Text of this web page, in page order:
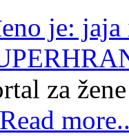
je: jaja
za žene
Read